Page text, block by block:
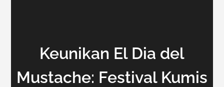
Keunikan El Dia del
Mustache: Festival Kumis